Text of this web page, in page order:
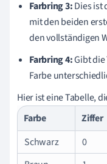
Farbring 3:Dies ist
mit den beiden
den vollständigen
Farbring 4:Gibt
Farbe
Hier ist eine Tabelle,
Farbe
Ziffer
Schwarz
0